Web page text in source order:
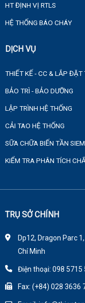
HT ĐỊNH VỊ RTLS
HỆ THỐNG BÁO CHÁY
DỊCH VỤ
THIẾT KẾ - CC & LẮP ĐẶT
BẢO TRÌ - BẢO DƯỠNG
LẬP TRÌNH HỆ THỐNG
CẢI TAO HỆ THỐNG
SỮA CHỮA BIẾN TẦN
KIỂM TRA PHÂN TÍCH
TRỤ SỞ CHÍNH
Dp12, Dragon Parc
Chí Minh
Điện thoại: 098 5715
Fax: (+84) 028 3636